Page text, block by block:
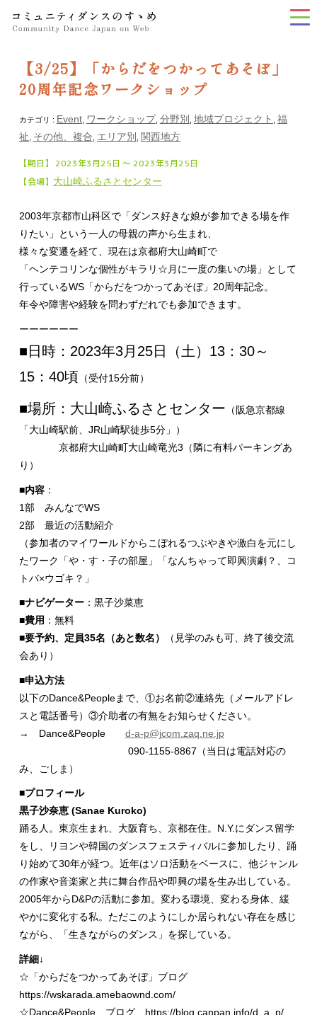
【3/25】「からだをつかってあそぼ」
20周年記念ワークショップ
カテゴリ : Event, ワークショップ 分野別 地域プロジェクト 福
祉 その他、複合 エリア別 関西地方
【期日】 2023年3月25日 〜 2023年3月25日
【会場】 大山崎ふるさとセンター
2003年京都市山科区で「ダンス好きな娘が参加できる場を作
りたい」という一人の母親の声から生まれ、
様々な変遷を経て、現在は京都府大山崎町で
「ヘンテコリンな個性がキラリ☆月に一度の集いの場」として
行っているWS「からだをつかってあそぼ」20周年記念。
年令や障害や経験を問わずだれでも参加できます。
ーーーーーー
■日時：2023年3月25日（土）13：30～
15：40頃 （受付15分前）
■場所：大山崎ふるさとセンター （阪急京都線
「大山崎駅前、JR山崎駅徒歩5分」）
京都府大山崎町大山崎竜光3（隣に有料パーキングあ
り）
■内容：
1部 みんなでWS
2部 最近の活動紹介
（参加者のマイワールドからこぼれるつぶやきや激白を元にし
たワーク「や・す・子の部屋」「なんちゃって即興演劇？、コ
トバ×ウゴキ？」
■ナビゲーター：黒子沙菜恵
■費用 ：無料
■要予約、定員35名（あと数名）
（見学のみも可、終了後交流
会あり）
■申込方法
以下のDance&Peopleまで、①お名前②連絡先（メールアドレ
スと電話番号）③介助者の有無をお知らせください。
→ Dance&People d-a-p@jcom.zaq.ne.jp
090-1155-8867（当日は電話対応の
み、ごしま）
■プロフィール
黒子沙奈恵 (Sanae Kuroko)
踊る人。東京生まれ、大阪育ち、京都在住。N.Y.にダンス留学
をし、リヨンや韓国のダンスフェスティバルに参加したり、踊
り始めて30年が経つ。近年はソロ活動をベースに、他ジャンル
の作家や音楽家と共に舞台作品や即興の場を生み出している。
2005年からD&Pの活動に参加。変わる環境、変わる身体、緩
やかに変化する私。ただこのようにしか居られない存在を感じ
ながら、「生きながらのダンス」を探している。
詳細↓
☆「からだをつかってあそぼ」ブログ
https://wskarada.amebaownd.com/
☆Dance&People ブログ https://blog.canpan.info/d_a_p/